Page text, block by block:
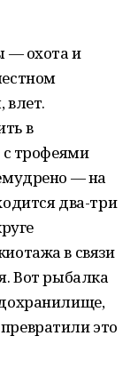
— охота и
влет.
в
с трофеями
— на
два-три
в связи
Вот рыбалка
это